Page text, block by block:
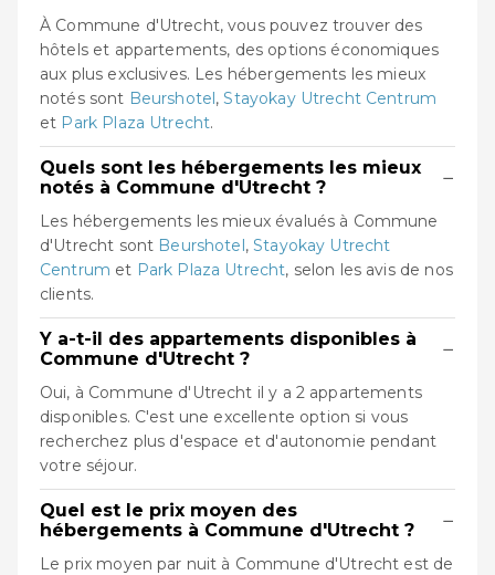
À Commune d'Utrecht, vous pouvez trouver des
hôtels et appartements, des options économiques
aux plus exclusives. Les hébergements les mieux
notés sont Beurshotel,Stayokay Utrecht Centrum
et Park Plaza Utrecht.
Quels sont les hébergements les mieux
notés à Commune d'Utrecht ?
−
Les hébergements les mieux évalués à Commune
d'Utrecht sont Beurshotel,Stayokay Utrecht
Centrum et Park Plaza Utrecht, selon les avis de nos
clients.
Y a-t-il des appartements disponibles à
Commune d'Utrecht ?
−
Oui, à Commune d'Utrecht il y a 2 appartements
disponibles. C'est une excellente option si vous
recherchez plus d'espace et d'autonomie pendant
votre séjour.
Quel est le prix moyen des
hébergements à Commune d'Utrecht ?
−
Le prix moyen par nuit à Commune d'Utrecht est de